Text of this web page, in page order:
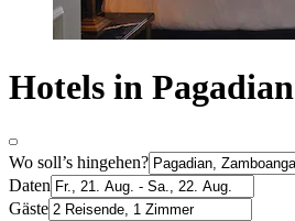
Hotels in Pagadian
Wo soll’s hingehen?
Daten
Gäste